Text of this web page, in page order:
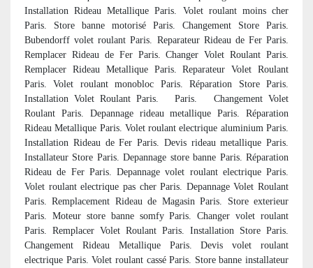
Installation Rideau Metallique Paris. Volet roulant moins cher
Paris. Store banne motorisé Paris. Changement Store Paris.
Bubendorff volet roulant Paris. Reparateur Rideau de Fer Paris.
Remplacer Rideau de Fer Paris. Changer Volet Roulant Paris.
Remplacer Rideau Metallique Paris. Reparateur Volet Roulant
Paris. Volet roulant monobloc Paris. Réparation Store Paris.
Installation Volet Roulant Paris.
Paris. Changement Volet
Roulant Paris. Depannage rideau metallique Paris. Réparation
Rideau Metallique Paris. Volet roulant electrique aluminium Paris.
Installation Rideau de Fer Paris. Devis rideau metallique Paris.
Installateur Store Paris. Depannage store banne Paris. Réparation
Rideau de Fer Paris. Depannage volet roulant electrique Paris.
Volet roulant electrique pas cher Paris. Depannage Volet Roulant
Paris. Remplacement Rideau de Magasin Paris. Store exterieur
Paris. Moteur store banne somfy Paris. Changer volet roulant
Paris. Remplacer Volet Roulant Paris. Installation Store Paris.
Changement Rideau Metallique Paris. Devis volet roulant
electrique Paris. Volet roulant cassé Paris. Store banne installateur